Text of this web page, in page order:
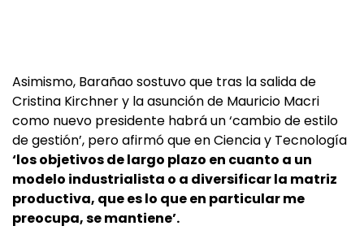
Asimismo, Barañao sostuvo que tras la salida de
Cristina Kirchner y la asunción de Mauricio Macri
como nuevo presidente habrá un ‘cambio de estilo
de gestión’, pero afirmó que en Ciencia y Tecnología
‘los objetivos de largo plazo en cuanto a un
modelo industrialista o a diversificar la matriz
productiva, que es lo que en particular me
preocupa, se mantiene’.